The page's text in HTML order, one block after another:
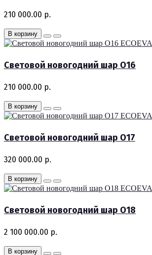
210 000.00 р.
В корзину
ECOEVA
Световой новогодний шар O16
210 000.00 р.
В корзину
ECOEVA
Световой новогодний шар O17
320 000.00 р.
В корзину
ECOEVA
Световой новогодний шар O18
2 100 000.00 р.
В корзину